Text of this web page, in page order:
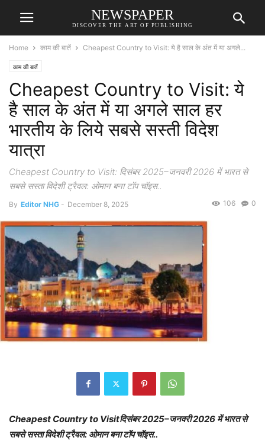
NEWSPAPER
DISCOVER THE ART OF PUBLISHING
Home काम की बातें Cheapest Country to Visit: ये है साल के अंत में या अगले...
काम की बातें
Cheapest Country to Visit: ये
है साल के अंत में या अगले साल हर
भारतीय के लिये सबसे सस्ती विदेश
यात्रा
Cheapest Country to Visit: दिसंबर 2025–जनवरी 2026 में भारत से
सबसे सस्ता विदेशी ट्रैवल: ओमान बना टॉप चॉइस..
By Editor NHG - December 8, 2025 0
106
Cheapest Country to Visitदिसंबर 2025–जनवरी 2026 में भारत से
सबसे सस्ता विदेशी ट्रैवल: ओमान बना टॉप चॉइस..